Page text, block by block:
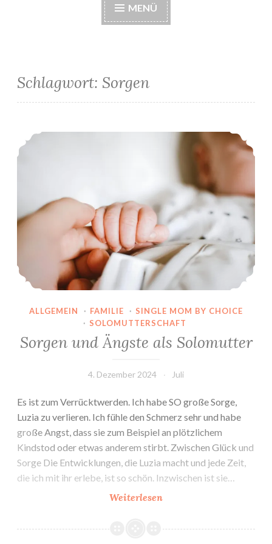
MENÜ
Schlagwort: Sorgen
Sorgen und Ängste als Solomutter
ALLGEMEIN · FAMILIE · SINGLE MOM BY CHOICE
· SOLOMUTTERSCHAFT
Sorgen und Ängste als Solomutter
4. Dezember 2024 Juli
Es ist zum Verrücktwerden. Ich habe SO große Sorge,
Luzia zu verlieren. Ich fühle den Schmerz sehr und habe
große Angst, dass sie zum Beispiel an plötzlichem
Kindstod oder etwas anderem stirbt. Zwischen Glück und
Sorge Die Entwicklungen, die Luzia macht und jede Zeit,
die ich mit ihr erlebe, ist so schön. Inzwischen ist sie…
WeiterlesenSorgen
Ängste